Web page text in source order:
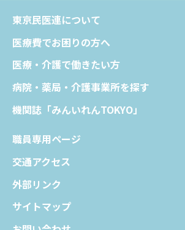
東京民医連について
医療費でお困りの方へ
医療・介護で働きたい方
病院・薬局・介護事業所を探す
機関誌「みんいれんTOKYO」
職員専用ページ
交通アクセス
外部リンク
サイトマップ